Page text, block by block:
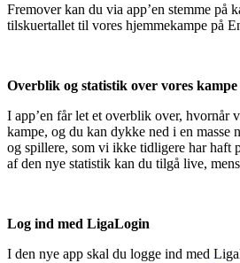
Fremover kan du via app’en stemme på
tilskuertallet til vores hjemmekampe på
Overblik og statistik over vores kampe
I app’en får let et overblik over, hvornår
kampe, og du kan dykke ned i en masse
og spillere, som vi ikke tidligere har haft
af den nye statistik kan du tilgå live,
Log ind med LigaLogin
I den nye app skal du logge ind med